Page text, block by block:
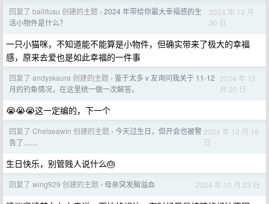
回复了 bailitusu 创建的主题 › 2024 年带给你最大幸福感的生
活小物件是什么？
2024 年 12 月
30 日
一只小猫咪，不知道能不能算是小物件，但确实带来了极大的幸福
感，原来去爱也是如此幸福的一件事
回复了 andyskaura 创建的主题 › 鉴于太多 v 友询问我关于 11-12
月的钓鱼情况，在这里统一做一次解答。
2024 年 12
月 20 日
😭😭😭这一定编的，下一个
回复了 Chelseawin 创建的主题 › 今天过生日，但开会也被警
告了........
2024 年 12 月 16
日
生日快乐，别管贱人说什么🎂
回复了 wing929 创建的主题 › 母亲突发脑溢血 2024 年 10 月 23 日